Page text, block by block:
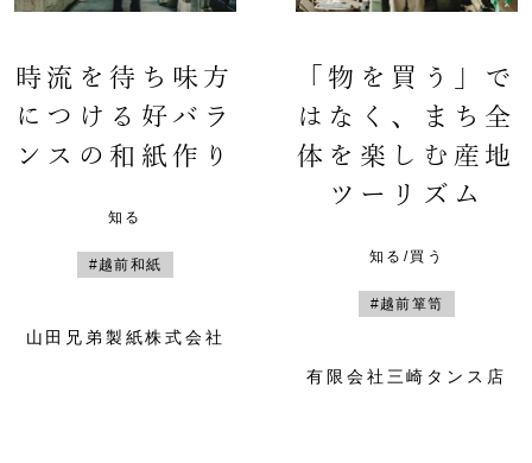
時流を待ち味方
につける好バラ
ンスの和紙作り
知る
#越前和紙
山田兄弟製紙株式会社
「物を買う」で
はなく、まち全
体を楽しむ産地
ツーリズム
知る/買う
#越前箪笥
有限会社三崎タンス店